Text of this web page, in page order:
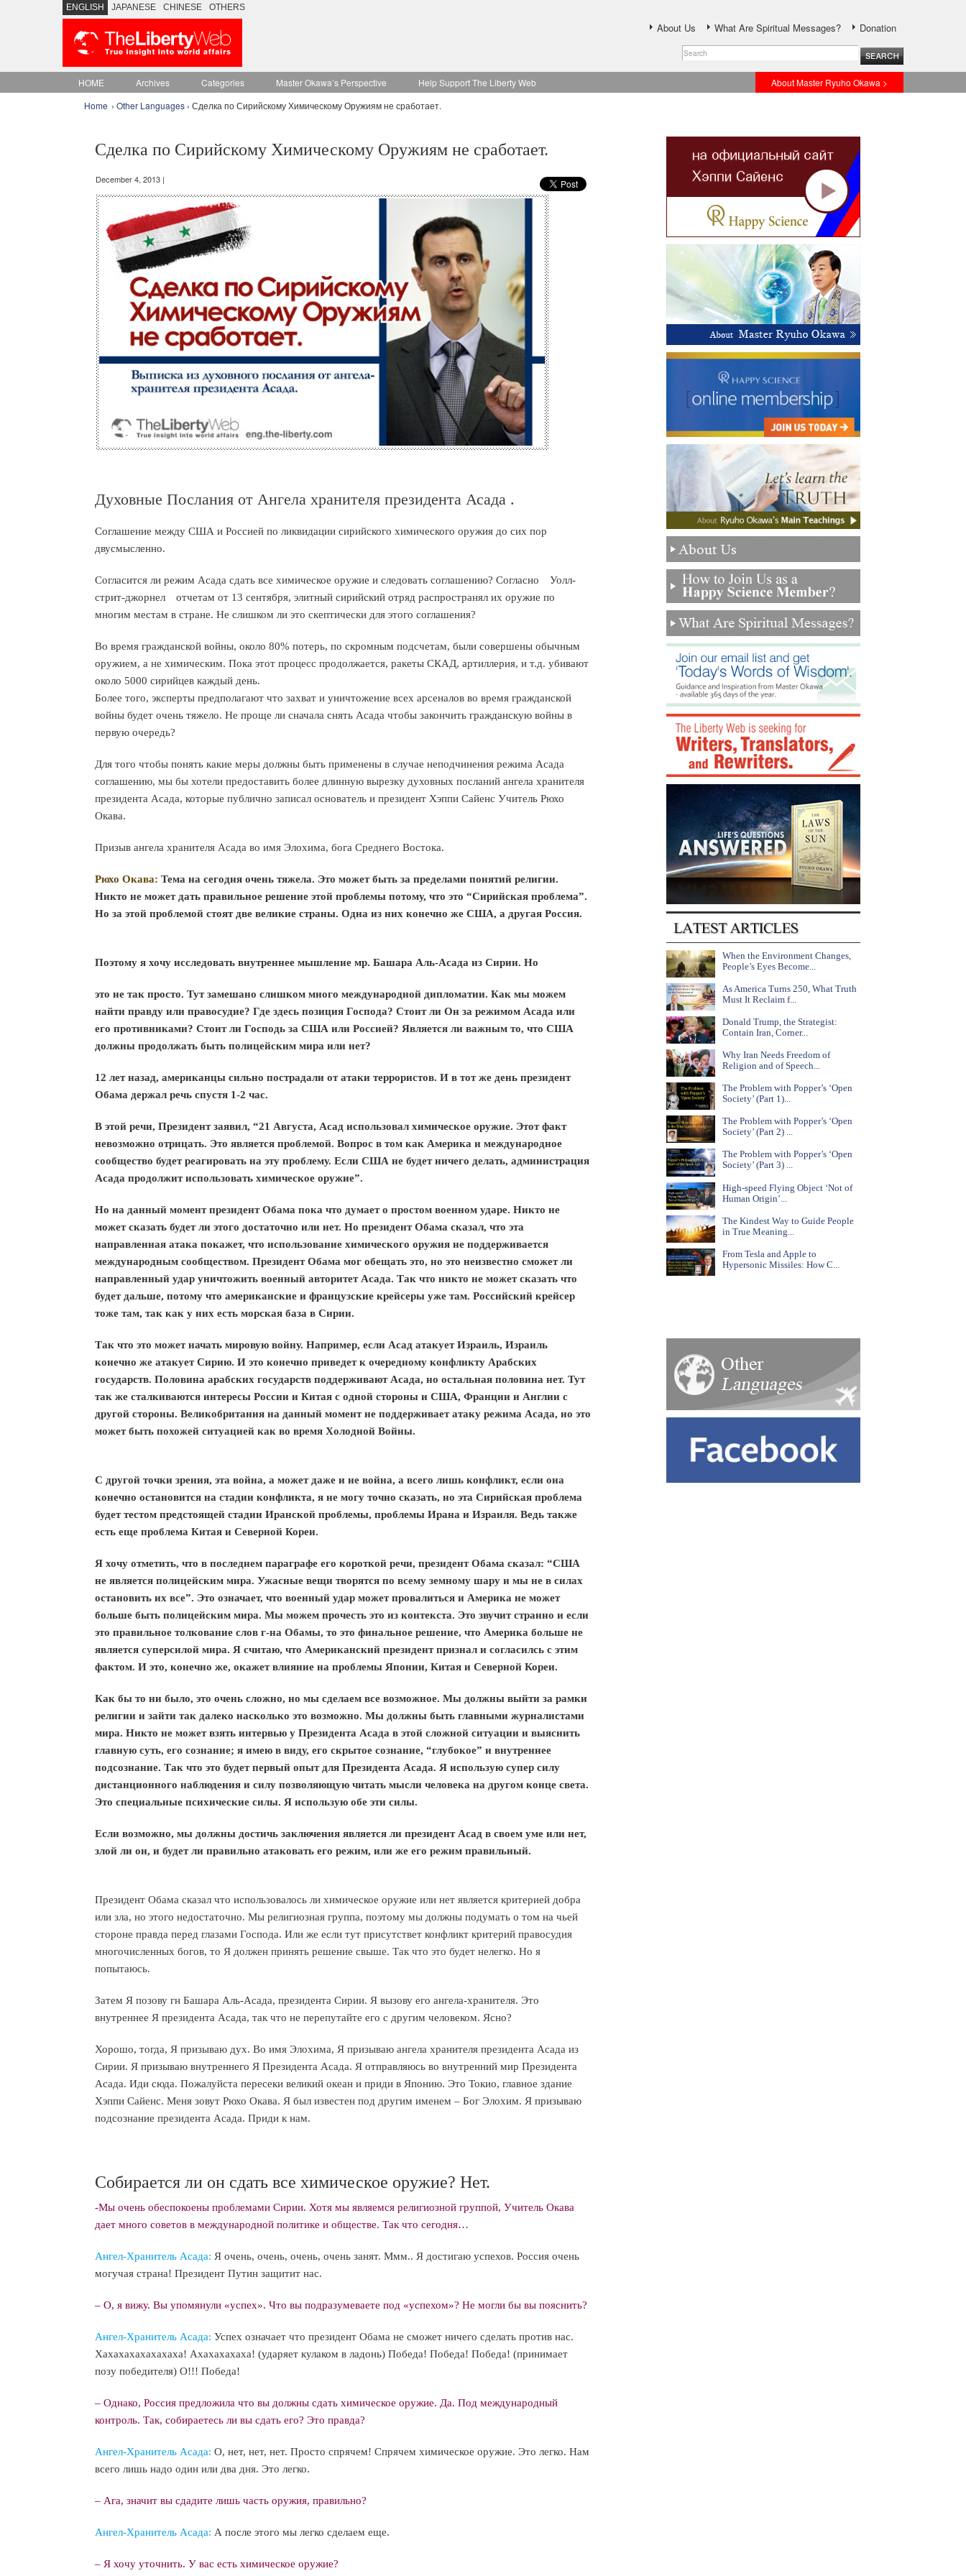
ENGLISH JAPANESE CHINESE OTHERS
About Us What Are Spiritual Messages? Donation
HOME Archives Categories Master Okawa’s Perspective Help Support The Liberty Web
About Master Ryuho Okawa >
Home › Other Languages › Сделка по Сирийскому Химическому Оружиям не сработает.
Сделка по Сирийскому Химическому Оружиям не сработает.
December 4, 2013 |
Духовные Послания от Ангела хранителя президента Асада .
Соглашение между США и Россией по ликвидации сирийского химического оружия до сих пор
двусмысленно.
Согласится ли режим Асада сдать все химическое оружие и следовать соглашению? Согласно Уолл-
стрит-джорнел отчетам от 13 сентября, элитный сирийский отряд распространял их оружие по
многим местам в стране. Не слишком ли это скептически для этого соглашения?
Во время гражданской войны, около 80% потерь, по скромным подсчетам, были совершены обычным
оружием, а не химическим. Пока этот процесс продолжается, ракеты СКАД, артиллерия, и т.д. убивают
около 5000 сирийцев каждый день.
Более того, эксперты предполагают что захват и уничтожение всех арсеналов во время гражданской
войны будет очень тяжело. Не проще ли сначала снять Асада чтобы закончить гражданскую войны в
первую очередь?
Для того чтобы понять какие меры должны быть применены в случае неподчинения режима Асада
соглашению, мы бы хотели предоставить более длинную вырезку духовных посланий ангела хранителя
президента Асада, которые публично записал основатель и президент Хэппи Сайенс Учитель Рюхо
Окава.
Призыв ангела хранителя Асада во имя Элохима, бога Среднего Востока.
Рюхо Окава: Тема на сегодня очень тяжела. Это может быть за пределами понятий религии.
Никто не может дать правильное решение этой проблемы потому, что это “Сирийская проблема”.
Но за этой проблемой стоят две великие страны. Одна из них конечно же США, а другая Россия.
Поэтому я хочу исследовать внутреннее мышление мр. Башара Аль-Асада из Сирии. Но
это не так просто. Тут замешано слишком много международной дипломатии. Как мы можем
найти правду или правосудие? Где здесь позиция Господа? Стоит ли Он за режимом Асада или
его противниками? Стоит ли Господь за США или Россией? Является ли важным то, что США
должны продолжать быть полицейским мира или нет?
12 лет назад, американцы сильно пострадали от атаки террористов. И в тот же день президент
Обама держал речь спустя 1-2 час.
В этой речи, Президент заявил, “21 Августа, Асад использовал химическое оружие. Этот факт
невозможно отрицать. Это является проблемой. Вопрос в том как Америка и международное
сообщество будет реагировать на эту проблему. Если США не будет ничего делать, администрация
Асада продолжит использовать химическое оружие”.
Но на данный момент президент Обама пока что думает о простом военном ударе. Никто не
может сказать будет ли этого достаточно или нет. Но президент Обама сказал, что эта
направленная атака покажет, что использование химического оружия не поддерживается
международным сообществом. Президент Обама мог обещать это, но это неизвестно сможет ли
направленный удар уничтожить военный авторитет Асада. Так что никто не может сказать что
будет дальше, потому что американские и французские крейсеры уже там. Российский крейсер
тоже там, так как у них есть морская база в Сирии.
Так что это может начать мировую войну. Например, если Асад атакует Израиль, Израиль
конечно же атакует Сирию. И это конечно приведет к очередному конфликту Арабских
государств. Половина арабских государств поддерживают Асада, но остальная половина нет. Тут
так же сталкиваются интересы России и Китая с одной стороны и США, Франции и Англии с
другой стороны. Великобритания на данный момент не поддерживает атаку режима Асада, но это
может быть похожей ситуацией как во время Холодной Войны.
С другой точки зрения, эта война, а может даже и не война, а всего лишь конфликт, если она
конечно остановится на стадии конфликта, я не могу точно сказать, но эта Сирийская проблема
будет тестом предстоящей стадии Иранской проблемы, проблемы Ирана и Израиля. Ведь также
есть еще проблема Китая и Северной Кореи.
Я хочу отметить, что в последнем параграфе его короткой речи, президент Обама сказал: “США
не является полицейским мира. Ужасные вещи творятся по всему земному шару и мы не в силах
остановить их все”. Это означает, что военный удар может провалиться и Америка не может
больше быть полицейским мира. Мы можем прочесть это из контекста. Это звучит странно и если
это правильное толкование слов г-на Обамы, то это финальное решение, что Америка больше не
является суперсилой мира. Я считаю, что Американский президент признал и согласилсь с этим
фактом. И это, конечно же, окажет влияние на проблемы Японии, Китая и Северной Кореи.
Как бы то ни было, это очень сложно, но мы сделаем все возможное. Мы должны выйти за рамки
религии и зайти так далеко насколько это возможно. Мы должны быть главными журналистами
мира. Никто не может взять интервью у Президента Асада в этой сложной ситуации и выяснить
главную суть, его сознание; я имею в виду, его скрытое сознание, “глубокое” и внутреннее
подсознание. Так что это будет первый опыт для Президента Асада. Я использую супер силу
дистанционного наблюдения и силу позволяющую читать мысли человека на другом конце света.
Это специальные психические силы. Я использую обе эти силы.
Если возможно, мы должны достичь заключения является ли президент Асад в своем уме или нет,
злой ли он, и будет ли правильно атаковать его режим, или же его режим правильный.
Президент Обама сказал что использовалось ли химическое оружие или нет является критерией добра
или зла, но этого недостаточно. Мы религиозная группа, поэтому мы должны подумать о том на чьей
стороне правда перед глазами Господа. Или же если тут присутствет конфликт критерий правосудия
многочисленных богов, то Я должен принять решение свыше. Так что это будет нелегко. Но я
попытаюсь.
Затем Я позову гн Башара Аль-Асада, президента Сирии. Я вызову его ангела-хранителя. Это
внутреннее Я президента Асада, так что не перепутайте его с другим человеком. Ясно?
Хорошо, тогда, Я призываю дух. Во имя Элохима, Я призываю ангела хранителя президента Асада из
Сирии. Я призываю внутреннего Я Президента Асада. Я отправляюсь во внутренний мир Президента
Асада. Иди сюда. Пожалуйста пересеки великий океан и приди в Японию. Это Токио, главное здание
Хэппи Сайенс. Меня зовут Рюхо Окава. Я был известен под другим именем – Бог Элохим. Я призываю
подсознание президента Асада. Приди к нам.
Собирается ли он сдать все химическое оружие? Нет.
-Мы очень обеспокоены проблемами Сирии. Хотя мы являемся религиозной группой, Учитель Окава
дает много советов в международной политике и обществе. Так что сегодня…
Ангел-Хранитель Асада: Я очень, очень, очень, очень занят. Ммм.. Я достигаю успехов. Россия очень
могучая страна! Президент Путин защитит нас.
– О, я вижу. Вы упомянули «успех». Что вы подразумеваете под «успехом»? Не могли бы вы пояснить?
Ангел-Хранитель Асада: Успех означает что президент Обама не сможет ничего сделать против нас.
Хахахахахахахаха! Ахахахахаха! (ударяет кулаком в ладонь) Победа! Победа! Победа! (принимает
позу победителя) О!!! Победа!
– Однако, Россия предложила что вы должны сдать химическое оружие. Да. Под международный
контроль. Так, собираетесь ли вы сдать его? Это правда?
Ангел-Хранитель Асада: О, нет, нет, нет. Просто спрячем! Спрячем химическое оружие. Это легко. Нам
всего лишь надо один или два дня. Это легко.
– Ага, значит вы сдадите лишь часть оружия, правильно?
Ангел-Хранитель Асада: А после этого мы легко сделаем еще.
– Я хочу уточнить. У вас есть химическое оружие?
When the Environment Changes,
People’s Eyes Become...
As America Turns 250, What Truth
Must It Reclaim f...
Donald Trump, the Strategist:
Contain Iran, Corner...
Why Iran Needs Freedom of
Religion and of Speech...
The Problem with Popper’s ‘Open
Society’ (Part 1)...
The Problem with Popper’s ‘Open
Society’ (Part 2) ...
The Problem with Popper’s ‘Open
Society’ (Part 3) ...
High-speed Flying Object ‘Not of
Human Origin’...
The Kindest Way to Guide People
in True Meaning...
From Tesla and Apple to
Hypersonic Missiles: How C...